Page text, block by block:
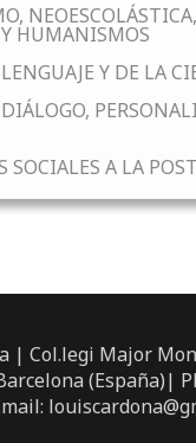
NEOESCOLÁSTICA,
HUMANISMOS
Y DE LA
SOCIALES A LA
| Col.legi Major
(España)|